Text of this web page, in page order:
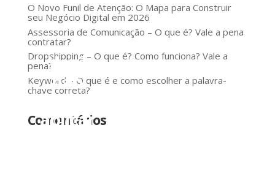
O Novo Funil de Atenção: O Mapa para Construir
seu Negócio Digital em 2026
Assessoria de Comunicação – O que é? Vale a pena
contratar?
Dropshipping – O que é? Como funciona? Vale a
pena?
Keyword – O que é e como escolher a palavra-
chave correta?
Comentários
Você
não
precisa
aplicar